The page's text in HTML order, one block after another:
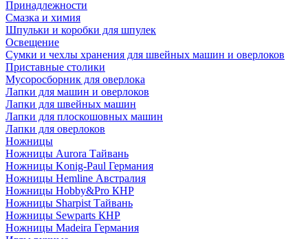
Принадлежности
Смазка и химия
Шпульки и коробки для шпулек
Освещение
Сумки и чехлы хранения для швейных машин и оверлоков
Приставные столики
Мусоросборник для оверлока
Лапки для машин и оверлоков
Лапки для швейных машин
Лапки для плоскошовных машин
Лапки для оверлоков
Ножницы
Ножницы Aurora Тайвань
Ножницы Konig-Paul Германия
Ножницы Hemline Австралия
Ножницы Hobby&Pro КНР
Ножницы Sharpist Тайвань
Ножницы Sewparts КНР
Ножницы Madeira Германия